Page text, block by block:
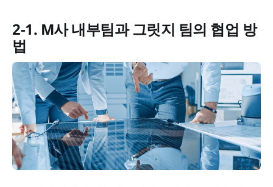
2-1. M사 내부팀과 그릿지 팀의 협업 방
법